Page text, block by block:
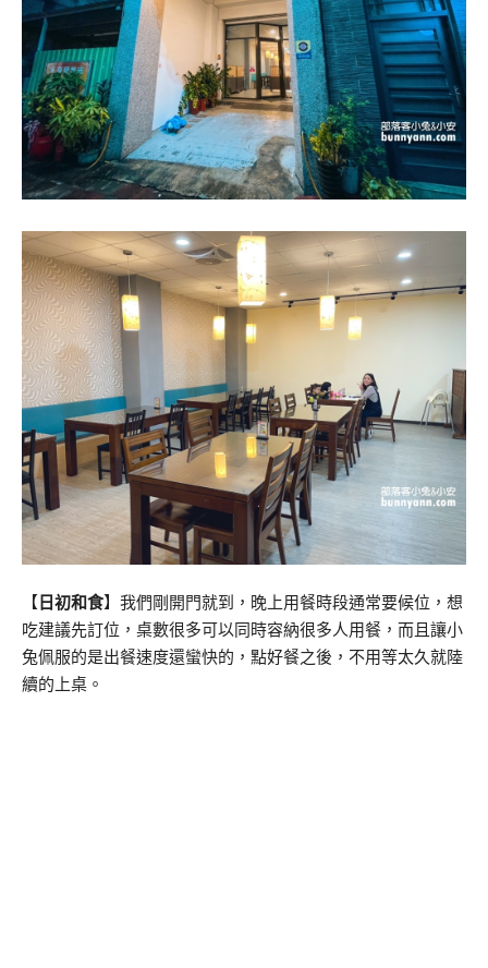
【 日初和食】我們剛開門就到，晚上用餐時段通常要候位，想
吃建議先訂位，桌數很多可以同時容納很多人用餐，而且讓小
兔佩服的是出餐速度還蠻快的，點好餐之後，不用等太久就陸
續的上桌。